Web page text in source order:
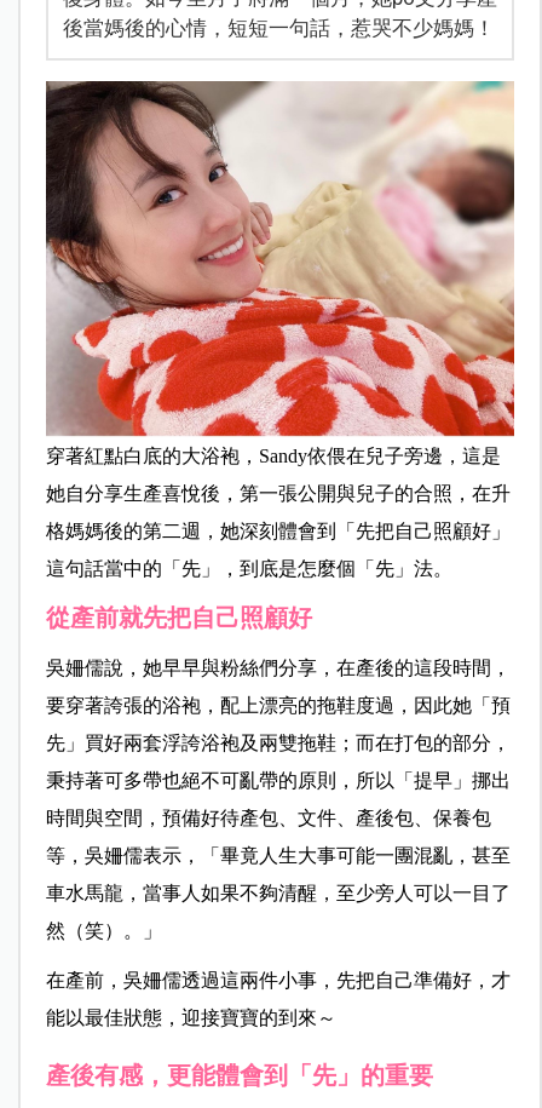
後當媽後的心情，短短一句話，惹哭不少媽媽！
穿著紅點白底的大浴袍，Sandy依偎在兒子旁邊，這是
她自分享生產喜悅後，第一張公開與兒子的合照，在升
格媽媽後的第二週，她深刻體會到「先把自己照顧好」
這句話當中的「先」，到底是怎麼個「先」法。
從產前就先把自己照顧好
吳姍儒說，她早早與粉絲們分享，在產後的這段時間，
要穿著誇張的浴袍，配上漂亮的拖鞋度過，因此她「預
先」買好兩套浮誇浴袍及兩雙拖鞋；而在打包的部分，
秉持著可多帶也絕不可亂帶的原則，所以「提早」挪出
時間與空間，預備好待產包、文件、產後包、保養包
等，吳姍儒表示，「畢竟人生大事可能一團混亂，甚至
車水馬龍，當事人如果不夠清醒，至少旁人可以一目了
然（笑）。」
在產前，吳姍儒透過這兩件小事，先把自己準備好，才
能以最佳狀態，迎接寶寶的到來～
產後有感，更能體會到「先」的重要